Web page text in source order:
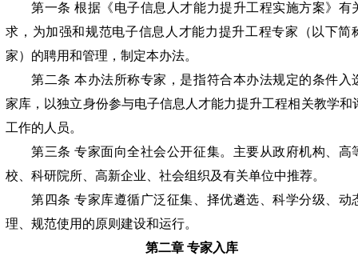
第一条 根据《电子信息人才能力提升工程实施方案》有
求，为加强和规范电子信息人才能力提升工程专家（以下简
家）的聘用和管理，制定本办法。
第二条 本办法所称专家，是指符合本办法规定的条件入
家库，以独立身份参与电子信息人才能力提升工程相关教学和
工作的人员。
第三条 专家面向全社会公开征集。主要从政府机构、高
校、科研院所、高新企业、社会组织及有关单位中推荐。
第四条 专家库遵循广泛征集、择优遴选、科学分级、动
理、规范使用的原则建设和运行。
第二章 专家入库